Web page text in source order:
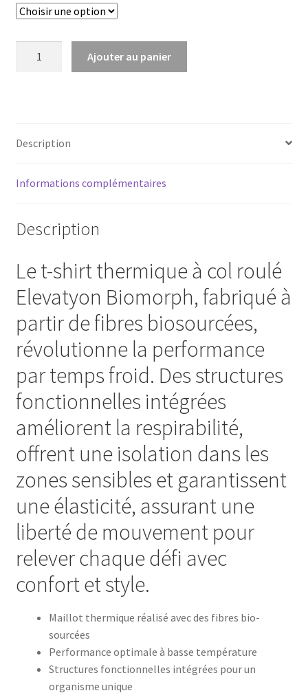
Ajouter au panier
Description
Informations complémentaires
Description
Le t-shirt thermique à col roulé
Elevatyon Biomorph, fabriqué à
partir de fibres biosourcées,
révolutionne la performance
par temps froid. Des structures
fonctionnelles intégrées
améliorent la respirabilité,
offrent une isolation dans les
zones sensibles et garantissent
une élasticité, assurant une
liberté de mouvement pour
relever chaque défi avec
confort et style.
Maillot thermique réalisé avec des fibres bio-
sourcées
Performance optimale à basse température
Structures fonctionnelles intégrées pour un
organisme unique